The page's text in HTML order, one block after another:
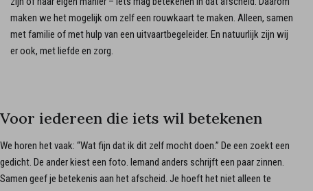
maken we het mogelijk om zelf een rouwkaart te maken. Alleen, samen
met familie of met hulp van een uitvaartbegeleider. En natuurlijk zijn wij
er ook, met liefde en zorg.
Voor iedereen die iets wil betekenen
We horen het vaak: “Wat fijn dat ik dit zelf mocht doen.” De een zoekt een
gedicht. De ander kiest een foto. Iemand anders schrijft een paar zinnen.
Samen geef je betekenis aan het afscheid. Je hoeft het niet alleen te